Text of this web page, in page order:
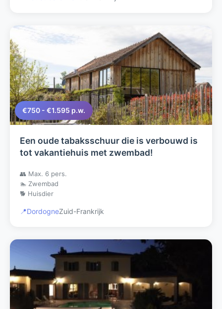
€750 - €1.595 p.w.
Een oude tabaksschuur die is verbouwd is
tot vakantiehuis met zwembad!
👥 Max. 6 pers.
🏊 Zwembad
🐕 Huisdier
📍DordogneZuid-Frankrijk